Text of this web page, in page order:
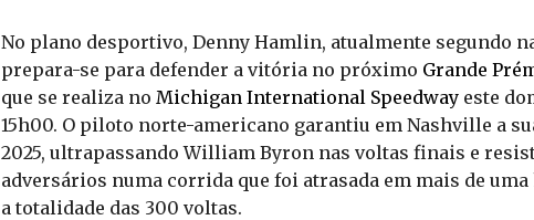
No plano desportivo, Denny Hamlin, atualmente segundo
prepara-se para defender a vitória no próximo Grande
que se realiza no Michigan International Speedway este
15h00. O piloto norte-americano garantiu em Nashville a
2025, ultrapassando William Byron nas voltas finais e
adversários numa corrida que foi atrasada em mais de
a totalidade das 300 voltas.